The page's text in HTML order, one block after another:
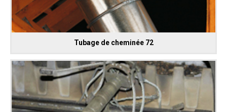
Tubage de cheminée 72